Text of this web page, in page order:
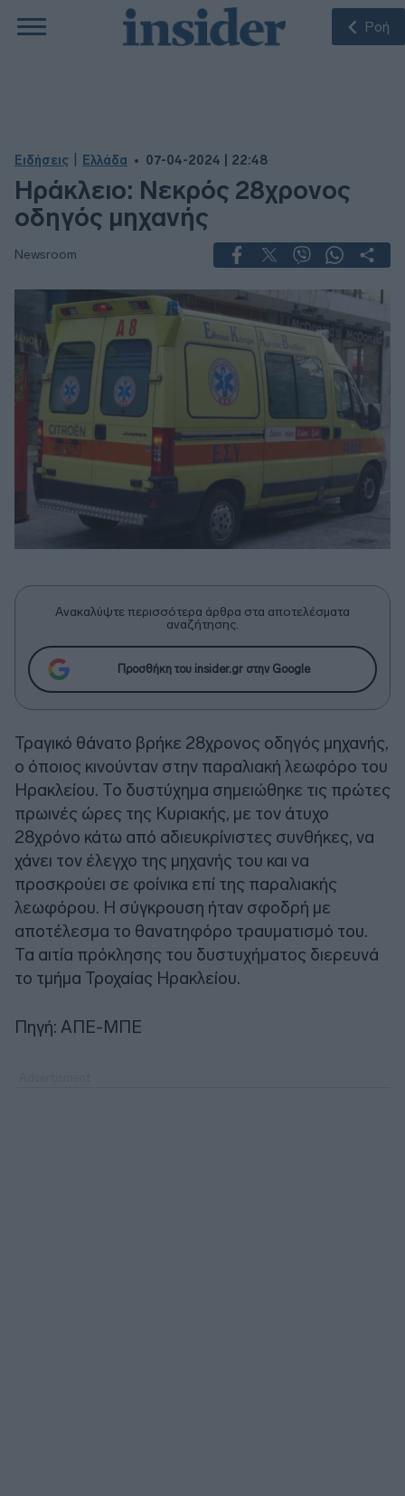
Ροή
Ειδήσεις Ελλάδα 07-04-2024 | 22:48
Ηράκλειο: Νεκρός 28χρονος
οδηγός μηχανής
Newsroom
Ανακαλύψτε περισσότερα άρθρα στα αποτελέσματα
αναζήτησης.
Προσθήκη του insider.gr στην Google
Τραγικό θάνατο βρήκε 28χρονος οδηγός μηχανής,
ο όποιος κινούνταν στην παραλιακή λεωφόρο του
Ηρακλείου. Το δυστύχημα σημειώθηκε τις πρώτες
πρωινές ώρες της Κυριακής, με τον άτυχο
28χρόνο κάτω από αδιευκρίνιστες συνθήκες, να
χάνει τον έλεγχο της μηχανής του και να
προσκρούει σε φοίνικα επί της παραλιακής
λεωφόρου. Η σύγκρουση ήταν σφοδρή με
αποτέλεσμα το θανατηφόρο τραυματισμό του.
Τα αιτία πρόκλησης του δυστυχήματος διερευνά
το τμήμα Τροχαίας Ηρακλείου.
Πηγή: ΑΠΕ-ΜΠΕ